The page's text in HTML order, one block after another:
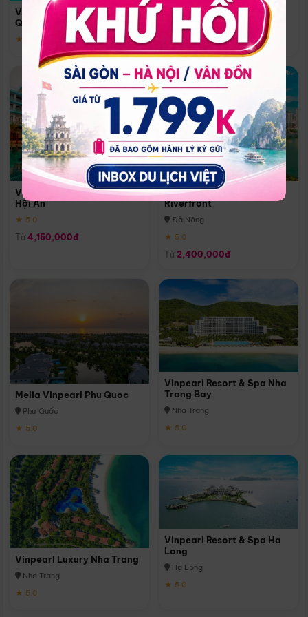
Vinpearl Resort & Spa Phu
Quoc
★ 5.0
Quoc
Phú Quốc
★ 5.0
Vinpearl Resort & Golf Nam
Hội An
★ 5.0
Từ 4,150,000đ
Melia Vinpearl Danang
Riverfront
Đà Nẵng
★ 5.0
Từ 2,400,000đ
Melia Vinpearl Phu Quoc
Phú Quốc
★ 5.0
Vinpearl Resort & Spa Nha
Trang Bay
Nha Trang
★ 5.0
Vinpearl Luxury Nha Trang
Nha Trang
★ 5.0
Vinpearl Resort & Spa Ha
Long
Hạ Long
★ 5.0